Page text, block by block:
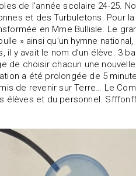
de l’année scolaire 24-25.
et des Turbuletons. Pour
en Mme Bullisle. Le
» ainsi qu’un hymne
y avait le nom d’un élève. 3
choisir chacun une
a été prolongée de 5
de revenir sur Terre… Le
et du personnel.